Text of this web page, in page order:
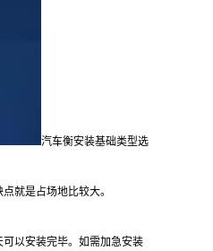
汽车衡安装基础类型选
就是占场地比较大。
以安装完毕。如需加急安装